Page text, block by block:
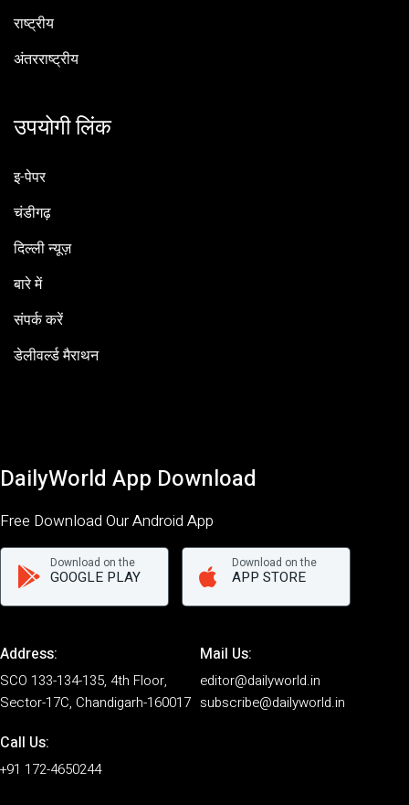
राष्ट्रीय
अंतरराष्ट्रीय
उपयोगी लिंक
इ-पेपर
चंडीगढ़
दिल्ली न्यूज़
बारे में
संपर्क करें
डेलीवर्ल्ड मैराथन
DailyWorld App Download
Free Download Our Android App
Download on the
GOOGLE PLAY
Download on the
APP STORE
Address:
SCO 133-134-135, 4th Floor,
Sector-17C, Chandigarh-160017
Mail Us:
editor@dailyworld.in
subscribe@dailyworld.in
Call Us:
+91 172-4650244